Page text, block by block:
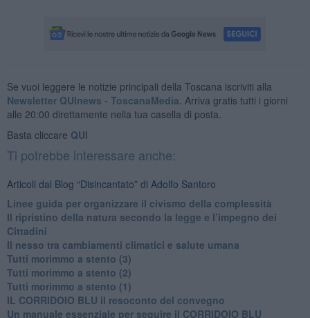
Se vuoi leggere le notizie principali della Toscana iscriviti alla
Newsletter QUInews - ToscanaMedia. Arriva gratis tutti i giorni
alle 20:00 direttamente nella tua casella di posta.
Basta cliccare QUI
Ti potrebbe interessare anche:
Articoli dal Blog “Disincantato” di Adolfo Santoro
​Linee guida per organizzare il civismo della complessità
​Il ripristino della natura secondo la legge e l’impegno dei
Cittadini
Il nesso tra cambiamenti climatici e salute umana
Tutti morimmo a stento (3)
Tutti morimmo a stento (2)
​Tutti morimmo a stento (1)
IL CORRIDOIO BLU il resoconto del convegno
Un manuale essenziale per seguire il CORRIDOIO BLU